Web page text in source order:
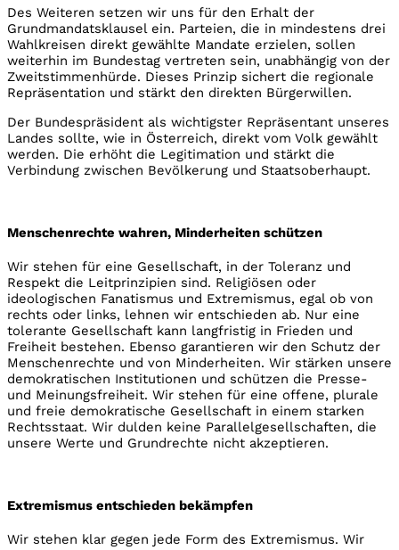
Des Weiteren setzen wir uns für den Erhalt der
Grundmandatsklausel ein. Parteien, die in mindestens drei
Wahlkreisen direkt gewählte Mandate erzielen, sollen
weiterhin im Bundestag vertreten sein, unabhängig von der
Zweitstimmenhürde. Dieses Prinzip sichert die regionale
Repräsentation und stärkt den direkten Bürgerwillen.
Der Bundespräsident als wichtigster Repräsentant unseres
Landes sollte, wie in Österreich, direkt vom Volk gewählt
werden. Die erhöht die Legitimation und stärkt die
Verbindung zwischen Bevölkerung und Staatsoberhaupt.
Menschenrechte wahren, Minderheiten schützen
Wir stehen für eine Gesellschaft, in der Toleranz und
Respekt die Leitprinzipien sind. Religiösen oder
ideologischen Fanatismus und Extremismus, egal ob von
rechts oder links, lehnen wir entschieden ab. Nur eine
tolerante Gesellschaft kann langfristig in Frieden und
Freiheit bestehen. Ebenso garantieren wir den Schutz der
Menschenrechte und von Minderheiten. Wir stärken unsere
demokratischen Institutionen und schützen die Presse-
und Meinungsfreiheit. Wir stehen für eine offene, plurale
und freie demokratische Gesellschaft in einem starken
Rechtsstaat. Wir dulden keine Parallelgesellschaften, die
unsere Werte und Grundrechte nicht akzeptieren.
Extremismus entschieden bekämpfen
Wir stehen klar gegen jede Form des Extremismus. Wir